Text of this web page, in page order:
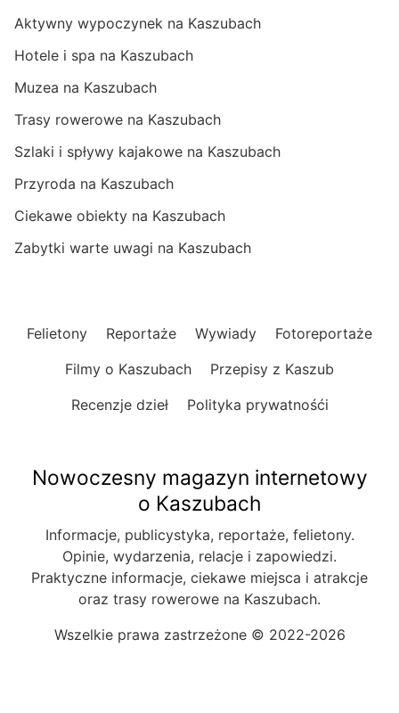
Aktywny wypoczynek na Kaszubach
Hotele i spa na Kaszubach
Muzea na Kaszubach
Trasy rowerowe na Kaszubach
Szlaki i spływy kajakowe na Kaszubach
Przyroda na Kaszubach
Ciekawe obiekty na Kaszubach
Zabytki warte uwagi na Kaszubach
Felietony Reportaże Wywiady
Fotoreportaże
Filmy o Kaszubach
Przepisy z Kaszub
Recenzje dzieł
Polityka prywatnośći
Nowoczesny magazyn internetowy
o Kaszubach
Informacje, publicystyka, reportaże, felietony.
Opinie, wydarzenia, relacje i zapowiedzi.
Praktyczne informacje, ciekawe miejsca i atrakcje
oraz trasy rowerowe na Kaszubach.
Wszelkie prawa zastrzeżone © 2022-2026